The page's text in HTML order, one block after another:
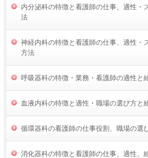
内分泌科の特徴と看護師の仕事、適性・
法
神経内科の特徴と看護師の仕事、適性・
方法
呼吸器科の特徴・業務・看護師の適性と
血液内科の特徴と適性・職場の選び方と
循環器科の看護師の仕事役割、職場の選
消化器科の特徴と看護師の仕事、適性、